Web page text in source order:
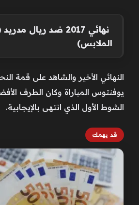
نهائي 2017 ضد ريال
الملابس)
النهائي الأخير والشاهد على قمة
يوفنتوس المباراة وكان الطرف
الشوط الأول الذي انتهى بالإيجابية.
قد يهمك